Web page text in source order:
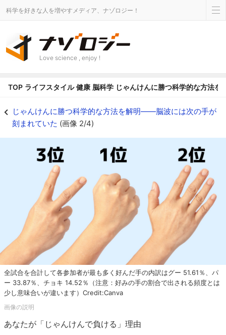
科学を好きな人を増やすメディア、ナゾロジー！
Love science , enjoy !
TOP ライフスタイル 健康 脳科学 じゃんけんに勝つ科学的な方法
じゃんけんに勝つ科学的な方法を解明――脳波には次の手が
刻まれていた (画像 2/4)
全試合を合計して各参加者が最も多く好んだ手の内訳はグー 51.61％、パ
ー 33.87％、チョキ 14.52％（注意：好みの手の割合で出される頻度とは
少し意味合いが違います）Credit:Canva
あなたが「じゃんけんで負ける」理由